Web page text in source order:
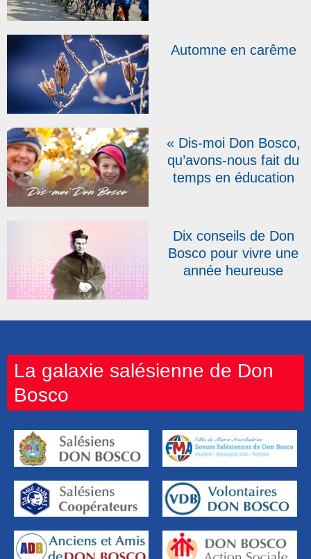
Automne en carême
« Dis-moi Don Bosco,
qu’avons-nous fait du
temps en éducation
Dix conseils de Don
Bosco pour vivre une
année heureuse
La galaxie salésienne de Don
Bosco